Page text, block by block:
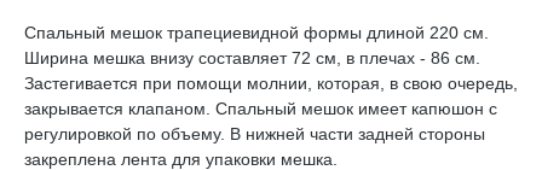
Спальный мешок трапециевидной формы длиной 220 см.
Ширина мешка внизу составляет 72 см, в плечах - 86 см.
Застегивается при помощи молнии, которая, в свою очередь,
закрывается клапаном. Спальный мешок имеет капюшон с
регулировкой по объему. В нижней части задней стороны
закреплена лента для упаковки мешка.